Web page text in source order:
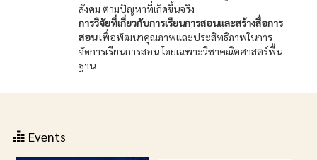
สังคม ตามปัญหาที่เกิดขึ้นจริง
การวิจัยที่เกี่ยวกับการเรียนการสอนและสร้างสื่อการ
สอนเพื่อพัฒนาคุณภาพและประสิทธิภาพในการ
จัดการเรียนการสอน โดยเฉพาะวิชาคณิตศาสตร์พื้น
ฐาน
Events